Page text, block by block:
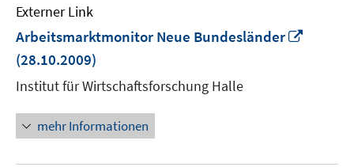
Externer Link
Arbeitsmarktmonitor Neue Bundesländer
(28.10.2009)
Institut für Wirtschaftsforschung Halle
mehr Informationen